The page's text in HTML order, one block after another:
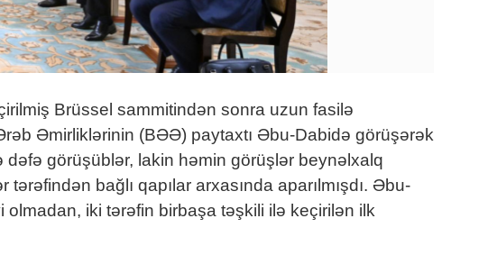
Brüssel sammitindən sonra uzun fasilə
Əmirliklərinin (BƏƏ) paytaxtı Əbu-Dabidə görüşərək
görüşüblər, lakin həmin görüşlər beynəlxalq
bağlı qapılar arxasında aparılmışdı. Əbu-
iki tərəfin birbaşa təşkili ilə keçirilən ilk